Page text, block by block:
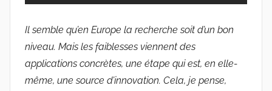
Il semble qu’en Europe la recherche soit d’un bon
niveau. Mais les faiblesses viennent des
applications concrètes, une étape qui est, en elle-
même, une source d’innovation. Cela, je pense,